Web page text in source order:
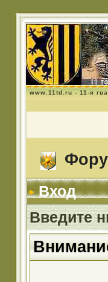
www.11td.ru - 11-я
Вход
Введите